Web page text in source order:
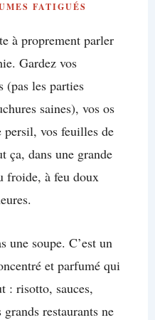
FATIGUÉS
à proprement parler
Gardez vos
(pas les parties
saines), vos os
persil, vos feuilles de
ça, dans une grande
froide, à feu doux
une soupe. C’est un
et parfumé qui
: risotto, sauces,
restaurants ne